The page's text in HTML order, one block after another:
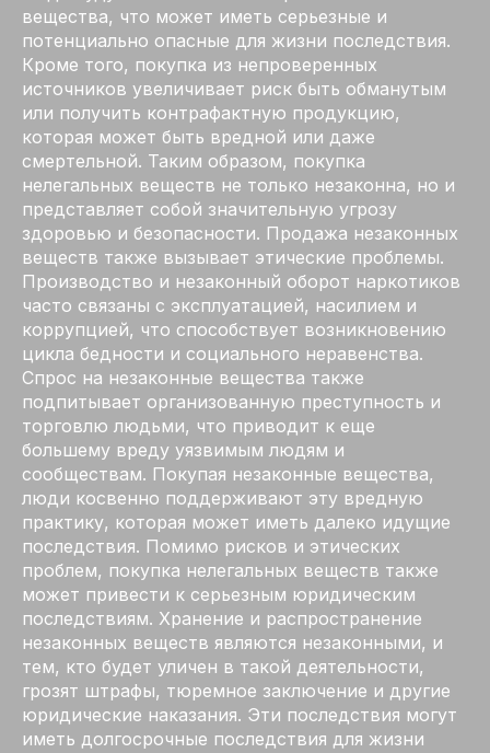
вещества, что может иметь серьезные и
потенциально опасные для жизни последствия.
Кроме того, покупка из непроверенных
источников увеличивает риск быть обманутым
или получить контрафактную продукцию,
которая может быть вредной или даже
смертельной. Таким образом, покупка
нелегальных веществ не только незаконна, но и
представляет собой значительную угрозу
здоровью и безопасности. Продажа незаконных
веществ также вызывает этические проблемы.
Производство и незаконный оборот наркотиков
часто связаны с эксплуатацией, насилием и
коррупцией, что способствует возникновению
цикла бедности и социального неравенства.
Спрос на незаконные вещества также
подпитывает организованную преступность и
торговлю людьми, что приводит к еще
большему вреду уязвимым людям и
сообществам. Покупая незаконные вещества,
люди косвенно поддерживают эту вредную
практику, которая может иметь далеко идущие
последствия. Помимо рисков и этических
проблем, покупка нелегальных веществ также
может привести к серьезным юридическим
последствиям. Хранение и распространение
незаконных веществ являются незаконными, и
тем, кто будет уличен в такой деятельности,
грозят штрафы, тюремное заключение и другие
юридические наказания. Эти последствия могут
иметь долгосрочные последствия для жизни